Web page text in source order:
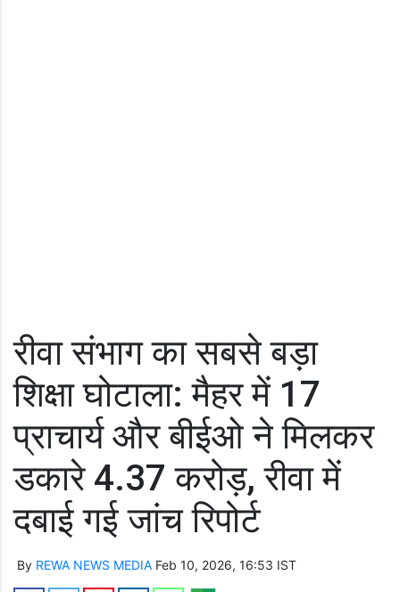
रीवा संभाग का सबसे बड़ा
शिक्षा घोटाला: मैहर में 17
प्राचार्य और बीईओ ने मिलकर
डकारे 4.37 करोड़, रीवा में
दबाई गई जांच रिपोर्ट
By REWA NEWS MEDIA Feb 10, 2026, 16:53 IST